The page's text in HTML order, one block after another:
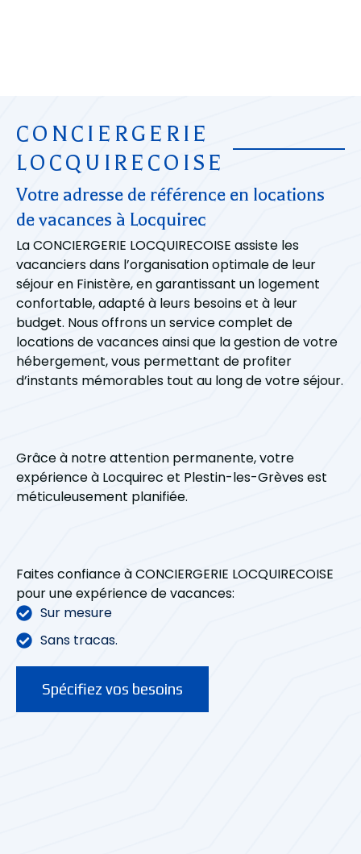
CONCIERGERIE
LOCQUIRECOISE
Votre adresse de référence en locations
de vacances à Locquirec
La CONCIERGERIE LOCQUIRECOISE assiste les
vacanciers dans l’organisation optimale de leur
séjour en Finistère, en garantissant un logement
confortable, adapté à leurs besoins et à leur
budget. Nous offrons un service complet de
locations de vacances ainsi que la gestion de votre
hébergement, vous permettant de profiter
d’instants mémorables tout au long de votre séjour.
Grâce à notre attention permanente, votre
expérience à Locquirec et Plestin-les-Grèves est
méticuleusement planifiée.
Faites confiance à CONCIERGERIE LOCQUIRECOISE
pour une expérience de vacances:
Sur mesure
Sans tracas.
Spécifiez vos besoins